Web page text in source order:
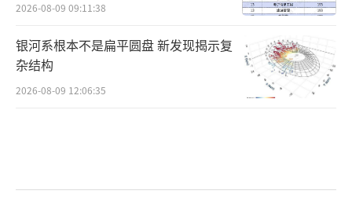
2026-08-09 09:11:38
银河系根本不是扁平圆盘 新发现揭示复
杂结构
2026-08-09 12:06:35